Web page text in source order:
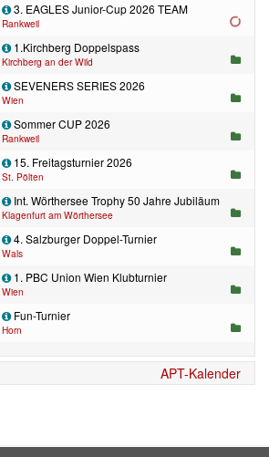
3. EAGLES Junior-Cup 2026 TEAM
Rankweil
1.Kirchberg Doppelspass
Kirchberg an der Wild
SEVENERS SERIES 2026
Wien
Sommer CUP 2026
Rankweil
15. Freitagsturnier 2026
St. Pölten
Int. Wörthersee Trophy 50 Jahre Jubiläum
Klagenfurt am Wörthersee
4. Salzburger Doppel-Turnier
Wals
1. PBC Union Wien Klubturnier
Wien
Fun-Turnier
Horn
APT-Kalender